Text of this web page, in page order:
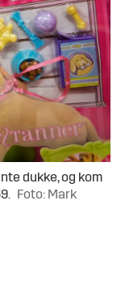
dukke, og kom
Foto: Mark